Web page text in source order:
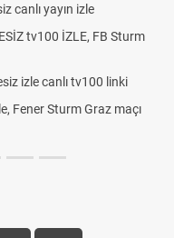
canlı yayın izle
tv100 İZLE, FB Sturm
izle canlı tv100 linki
Fener Sturm Graz maçı